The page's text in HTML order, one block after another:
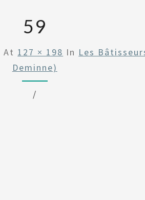
59
At 127 × 198 In Les
Deminne)
/